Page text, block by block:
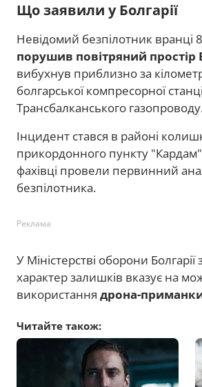
Що заявили у Болгарії
Невідомий безпілотник вранці
порушив повітряний простір
вибухнув приблизно за
болгарської компресорної
Трансбалканського
Інцидент стався в районі
прикордонного пункту
фахівці провели первинний
безпілотника.
Реклама
У Міністерстві оборони
характер залишків вказує на
використання дрона-
Читайте також: